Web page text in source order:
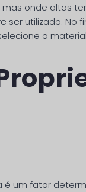
onde altas
ser utilizado. No
o
é um fator